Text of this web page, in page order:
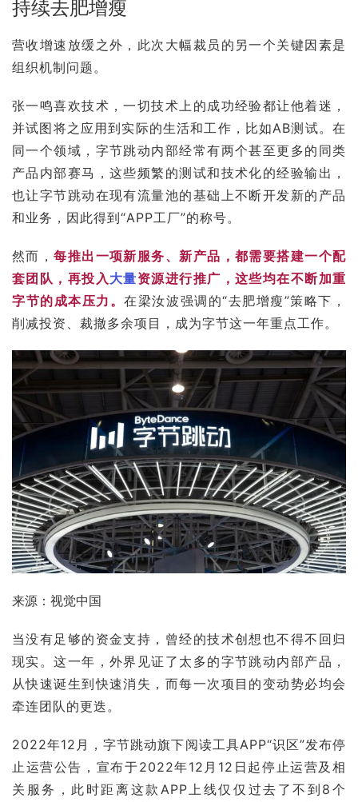
持续去肥增瘦
营收增速放缓之外，此次大幅裁员的另一个关键因素是
组织机制问题。
张一鸣喜欢技术，一切技术上的成功经验都让他着迷，
并试图将之应用到实际的生活和工作，比如AB测试。在
同一个领域，字节跳动内部经常有两个甚至更多的同类
产品内部赛马，这些频繁的测试和技术化的经验输出，
也让字节跳动在现有流量池的基础上不断开发新的产品
和业务，因此得到“APP工厂”的称号。
然而，每推出一项新服务、新产品，都需要搭建一个配
套团队，再投入 大量资源进行推广，这些均在不断加重
字节的成本压力。在梁汝波强调的“去肥增瘦”策略下，
削减投资、裁撤多余项目，成为字节这一年重点工作。
来源：视觉中国
当没有足够的资金支持，曾经的技术创想也不得不回归
现实。这一年，外界见证了太多的字节跳动内部产品，
从快速诞生到快速消失，而每一次项目的变动势必均会
牵连团队的更迭。
2022年12月，字节跳动旗下阅读工具APP“识区”发布停
止运营公告，宣布于2022年12月12日起停止运营及相
关服务，此时距离这款APP上线仅仅过去了不到8个